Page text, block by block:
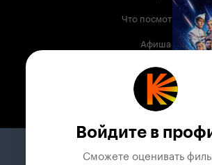
Что посмотреть
Афиша
Музыка
Телепрограмма
Служба поддержки
Войдите в
Сможете оценивать